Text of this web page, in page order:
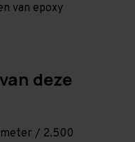
van epoxy
deze
/ 2.500